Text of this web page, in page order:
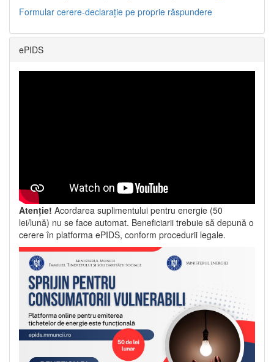
Formular cerere-declarație pe proprie răspundere
ePIDS
Atenție! Acordarea suplimentului pentru energie (50
lei/lună) nu se face automat. Beneficiarii trebuie să depună o
cerere în platforma ePIDS, conform procedurii legale.